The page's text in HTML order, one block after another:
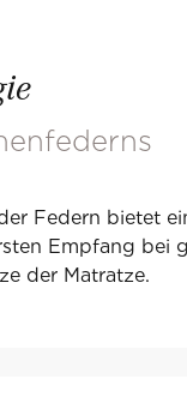
Federn bietet
Empfang bei
der Matratze.